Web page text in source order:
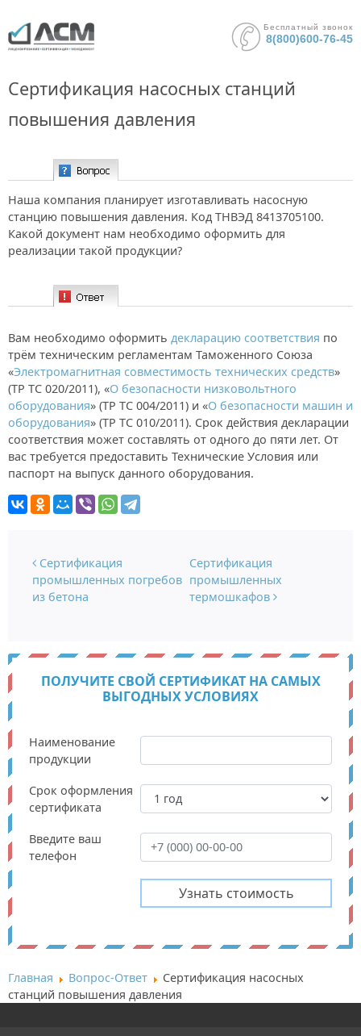
Бесплатный звонок
8(800)600-76-45
Сертификация насосных станций
повышения давления
Вопрос:
Наша компания планирует изготавливать насосную
станцию повышения давления. Код ТНВЭД 8413705100.
Какой документ нам необходимо оформить для
реализации такой продукции?
Вам необходимо оформить декларацию соответствия по
трём техническим регламентам Таможенного Союза
«Электромагнитная совместимость технических средств»
(ТР ТС 020/2011), «О безопасности низковольтного
оборудования» (ТР ТС 004/2011) и «О безопасности машин и
оборудования» (ТР ТС 010/2011). Срок действия декларации
соответствия может составлять от одного до пяти лет. От
вас требуется предоставить Технические Условия или
паспорт на выпуск данного оборудования.
Навигация по записям
Сертификация
промышленных погребов
из бетона
Сертификация
промышленных
термошкафов
ПОЛУЧИТЕ СВОЙ СЕРТИФИКАТ НА САМЫХ
ВЫГОДНЫХ УСЛОВИЯХ
Наименование
продукции
Срок оформления
сертификата
Введите ваш
телефон
Главная Вопрос-Ответ
Сертификация насосных
станций повышения давления